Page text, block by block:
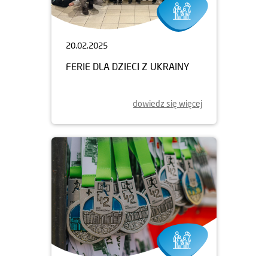
20.02.2025
FERIE DLA DZIECI Z UKRAINY
dowiedz się więcej